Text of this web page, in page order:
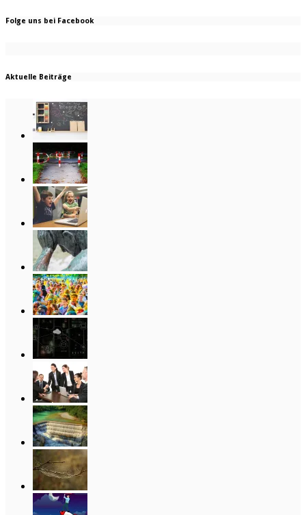
Folge uns bei Facebook
Aktuelle Beiträge